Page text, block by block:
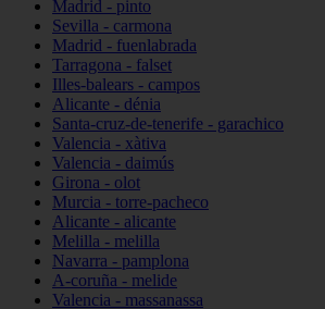
Madrid - pinto
Sevilla - carmona
Madrid - fuenlabrada
Tarragona - falset
Illes-balears - campos
Alicante - dénia
Santa-cruz-de-tenerife - garachico
Valencia - xàtiva
Valencia - daimús
Girona - olot
Murcia - torre-pacheco
Alicante - alicante
Melilla - melilla
Navarra - pamplona
A-coruña - melide
Valencia - massanassa